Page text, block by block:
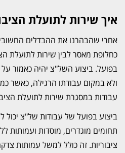
איך שירות לתועלת
אחרי שהבהרנו את ההבדלים
כחלופת מאסר לבין שירות לתועלת
בפועל. ביצוע השל"צ יהיה כאמור
ולא במקום עבודתו הרגילה, כאשר
עבודות במסגרת שירות לתועלת
ביצוע בפועל של עבודות של"צ יכול
תחומים מוגדרים, מוסדות ועמותות
ציבוריות. זה כולל למשל עמותות